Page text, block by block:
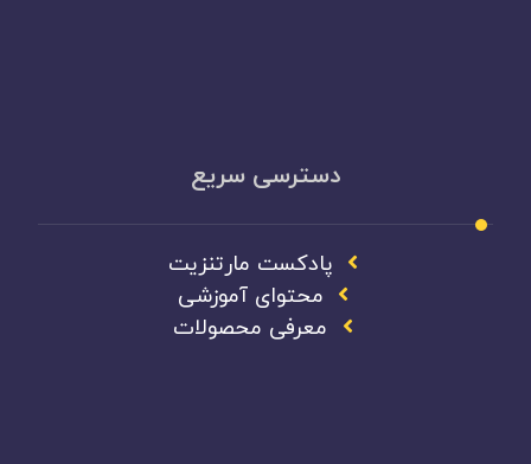
دسترسی سریع
پادکست مارتنزیت
محتوای آموزشی
معرفی محصولات